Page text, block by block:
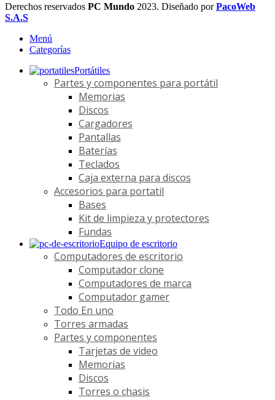
Derechos reservados PC Mundo 2023. Diseñado porPacoWeb
S.A.S
Menú
Categorías
Portátiles
Partes y componentes para portátil
Memorias
Discos
Cargadores
Pantallas
Baterías
Teclados
Caja externa para discos
Accesorios para portatil
Bases
Kit de limpieza y protectores
Fundas
Equipo de escritorio
Computadores de escritorio
Computador clone
Computadores de marca
Computador gamer
Todo En uno
Torres armadas
Partes y componentes
Tarjetas de video
Memorias
Discos
Torres o chasis